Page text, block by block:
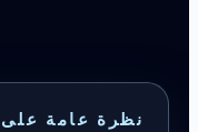
نظرة عامة